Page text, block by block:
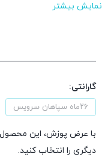
قابلیت نصب در رک::
نمایش بیشتر
گارانتی:
۲۶ماه سپاهان سرویس
با عرض پوزش، این
دیگری را انتخاب کنید.